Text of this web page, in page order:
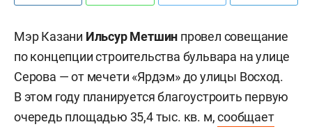
Мэр Казани Ильсур Метшин провел совещание
по концепции строительства бульвара на улице
Серова — от мечети «Ярдэм» до улицы Восход.
В этом году планируется благоустроить первую
очередь площадью 35,4 тыс. кв. м,сообщает